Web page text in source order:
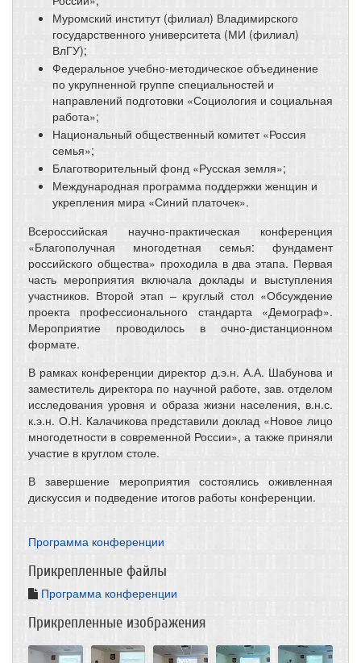
Муромский институт (филиал) Владимирского
государственного университета (МИ (филиал)
ВлГУ);
Федеральное учебно-методическое объединение
по укрупненной группе специальностей и
направлений подготовки «Социология и социальная
работа»;
Национальный общественный комитет «Россия
семья»;
Благотворительный фонд «Русская земля»;
Международная программа поддержки женщин и
укрепления мира «Синий платочек».
Всероссийская научно-практическая конференция
«Благополучная многодетная семья: фундамент
российского общества» проходила в два этапа. Первая
часть мероприятия включала доклады и выступления
участников. Второй этап – круглый стол «Обсуждение
проекта профессионального стандарта «Демограф».
Мероприятие проводилось в очно-дистанционном
формате.
В рамках конференции директор д.э.н. А.А. Шабунова и
заместитель директора по научной работе, зав. отделом
исследования уровня и образа жизни населения, в.н.с.
к.э.н. О.Н. Калачикова представили доклад «Новое лицо
многодетности в современной России», а также приняли
участие в круглом столе.
В завершение мероприятия состоялись оживленная
дискуссия и подведение итогов работы конференции.
Программа конференции
Прикрепленные файлы
Программа конференции
Прикрепленные изображения